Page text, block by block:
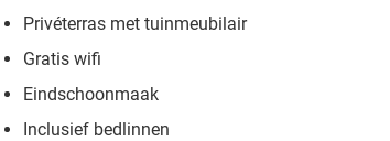
Privéterras met tuinmeubilair
Gratis wifi
Eindschoonmaak
Inclusief bedlinnen